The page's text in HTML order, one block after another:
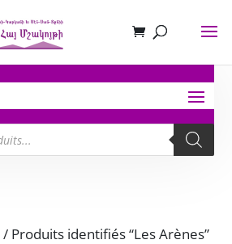
/ Produits identifiés “Les Arènes”